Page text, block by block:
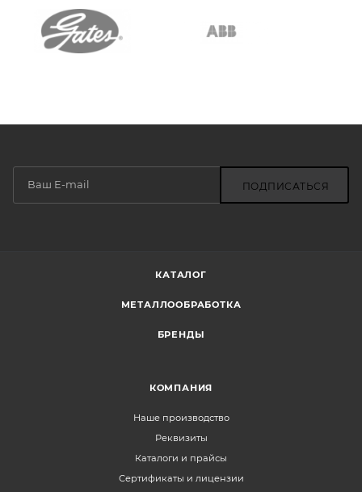
ПОДПИСАТЬСЯ
КАТАЛОГ
МЕТАЛЛООБРАБОТКА
БРЕНДЫ
КОМПАНИЯ
Наше производство
Реквизиты
Каталоги и прайсы
Сертификаты и лицензии